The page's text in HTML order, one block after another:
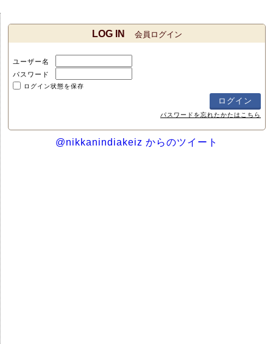
LOG IN 会員ログイン
ユーザー名
パスワード
ログイン状態を保存
パスワードを忘れたかたはこちら
@nikkanindiakeiz からのツイート